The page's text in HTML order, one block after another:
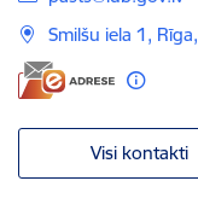
Smilšu iela 1,
Visi kontakti